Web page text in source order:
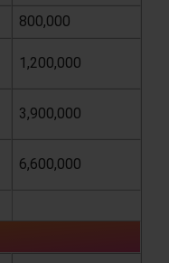
800,000
1,200,000
3,900,000
6,600,000